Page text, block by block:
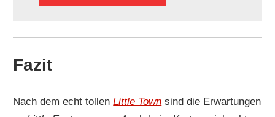
Fazit
Nach dem echt tollenLittle Town sind die Erwartungen